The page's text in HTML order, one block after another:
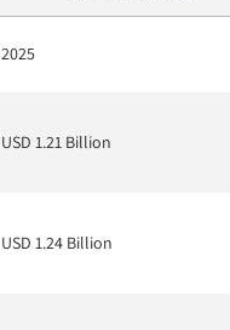
2025
USD 1.21 Billion
USD 1.24 Billion